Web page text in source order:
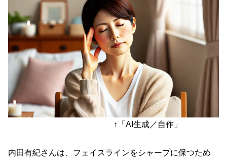
↑「AI生成／自作」
内田有紀さんは、フェイスラインをシャープに保つため